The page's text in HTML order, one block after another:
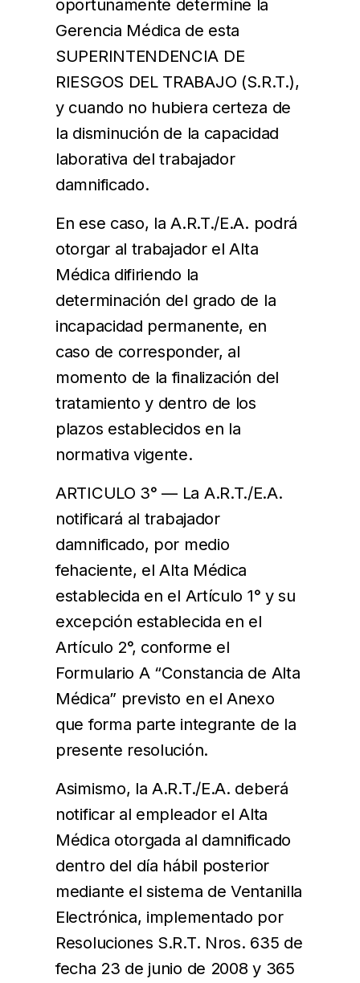
oportunamente determine la
Gerencia Médica de esta
SUPERINTENDENCIA DE
RIESGOS DEL TRABAJO (S.R.T.),
y cuando no hubiera certeza de
la disminución de la capacidad
laborativa del trabajador
damnificado.
En ese caso, la A.R.T./E.A. podrá
otorgar al trabajador el Alta
Médica difiriendo la
determinación del grado de la
incapacidad permanente, en
caso de corresponder, al
momento de la finalización del
tratamiento y dentro de los
plazos establecidos en la
normativa vigente.
ARTICULO 3° — La A.R.T./E.A.
notificará al trabajador
damnificado, por medio
fehaciente, el Alta Médica
establecida en el Artículo 1° y su
excepción establecida en el
Artículo 2°, conforme el
Formulario A “Constancia de Alta
Médica” previsto en el Anexo
que forma parte integrante de la
presente resolución.
Asimismo, la A.R.T./E.A. deberá
notificar al empleador el Alta
Médica otorgada al damnificado
dentro del día hábil posterior
mediante el sistema de Ventanilla
Electrónica, implementado por
Resoluciones S.R.T. Nros. 635 de
fecha 23 de junio de 2008 y 365